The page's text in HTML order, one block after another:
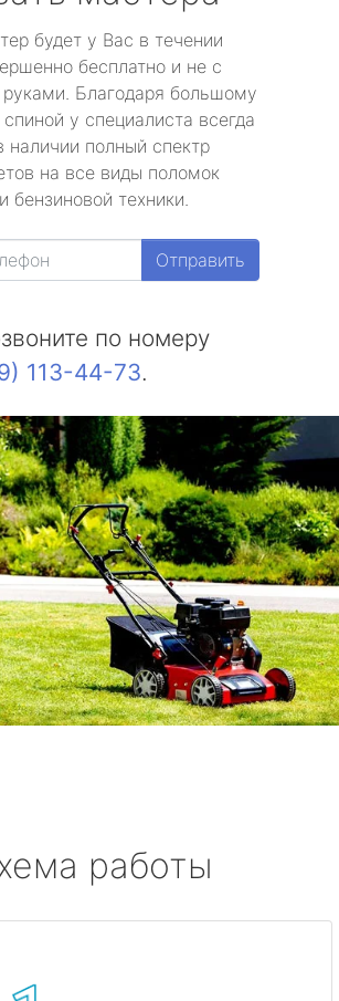
будет у Вас в течении
бесплатно и не с
Благодаря большому
у специалиста всегда
наличии полный спектр
на все виды поломок
бензиновой техники.
Отправить
по номеру
113-44-73.
работы